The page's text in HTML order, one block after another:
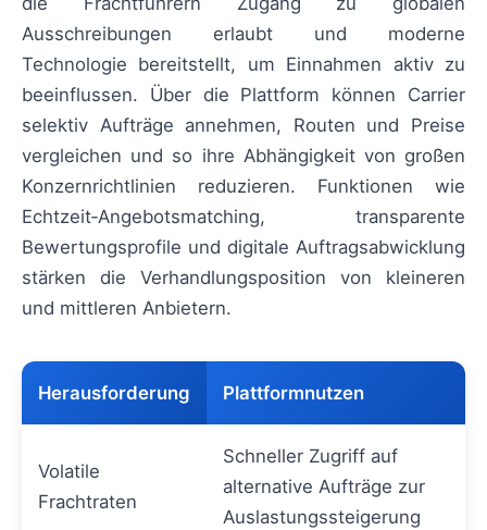
Ausschreibungen erlaubt und moderne
Technologie bereitstellt, um Einnahmen aktiv zu
beeinflussen. Über die Plattform können Carrier
selektiv Aufträge annehmen, Routen und Preise
vergleichen und so ihre Abhängigkeit von großen
Konzernrichtlinien reduzieren. Funktionen wie
Echtzeit‑Angebotsmatching, transparente
Bewertungsprofile und digitale Auftragsabwicklung
stärken die Verhandlungsposition von kleineren
und mittleren Anbietern.
Herausforderung Plattformnutzen
Volatile
Frachtraten
Schneller Zugriff auf
alternative Aufträge zur
Auslastungssteigerung